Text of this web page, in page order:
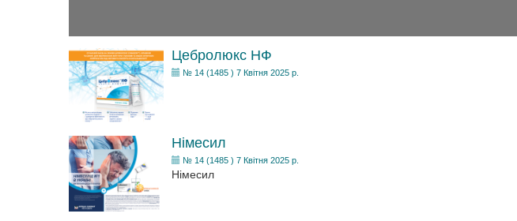
Цебролюкс НФ
№ 14 (1485 ) 7 Квітня 2025 р.
Німесил
№ 14 (1485 ) 7 Квітня 2025 р.
Німесил